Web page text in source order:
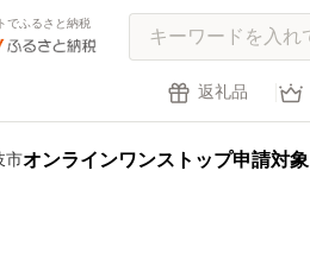
でふるさと納税
返礼品
市オンラインワンストップ申請対象